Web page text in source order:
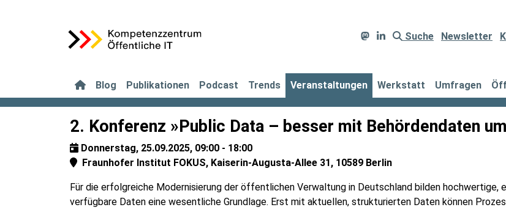
Suche Newsletter
Blog Publikationen Podcast Trends Veranstaltungen Werkstatt Umfragen
2. Konferenz »Public Data – besser mit Behördendaten
Donnerstag, 25.09.2025, 09:00 - 18:00
Fraunhofer Institut FOKUS, Kaiserin-Augusta-Allee 31, 10589 Berlin
Für die erfolgreiche Modernisierung der öffentlichen Verwaltung in Deutschland bilden hochwertige,
verfügbare Daten eine wesentliche Grundlage. Erst mit aktuellen, strukturierten Daten können